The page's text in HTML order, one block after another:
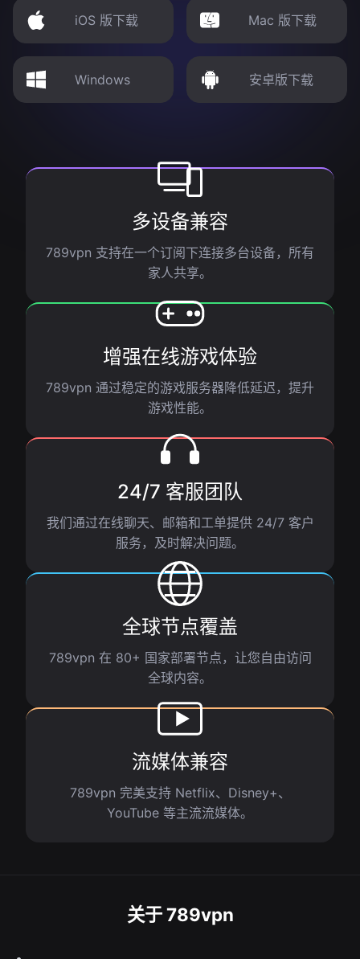
iOS 版下载 Mac 版下载
Windows 安卓版下载
多设备兼容
789vpn 支持在一个订阅下连接多台设备，所有
家人共享。
增强在线游戏体验
789vpn 通过稳定的游戏服务器降低延迟，提升
游戏性能。
24/7 客服团队
我们通过在线聊天、邮箱和工单提供 24/7 客户
服务，及时解决问题。
全球节点覆盖
789vpn 在 80+ 国家部署节点，让您自由访问
全球内容。
流媒体兼容
789vpn 完美支持 Netflix、Disney+、
YouTube 等主流流媒体。
关于 789vpn